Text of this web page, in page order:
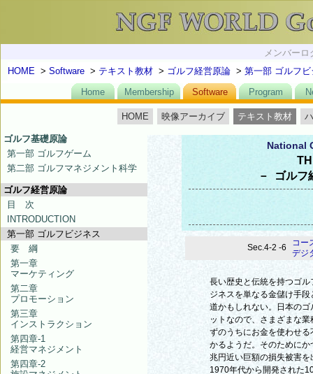
メンバー
HOME > Software > テキスト教材 > ゴルフ経営原論 > 第一部 ゴルフビ
Home
Membership Software Program
HOME 映像アーカイブ テキスト教材
ゴルフ基礎原論
第一部 ゴルフゲーム
第二部 ゴルフマネジメント科学
ゴルフ経営原論
目 次
INTRODUCTION
第一部 ゴルフビジネス
要 綱
第一章
マーケティング
第二章
プロモーション
第三章
インストラクション
第四章-1
経営マネジメント
第四章-2
National
－ ゴルフ
Sec.4-2 -6
コー
デジ
長い歴史と伝統を持つゴ
ジネスを単なる金儲け手
道かもしれない。日本の
ットなので、さまざまな
ずのうちにお金を使わせ
かるようだ。そのために
兆円近い巨額の損失被害
1970年代から開発された